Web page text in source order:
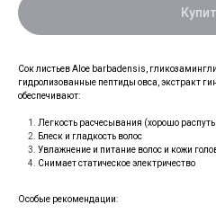
Сок листьев Aloe barbadensis,
гидролизованные пептиды овса, экстракт
обеспечивают:
Легкость расчесывания (хорошо
Блеск и гладкость волос
Увлажнение и питание волос и кожи
Снимает статическое электричество
Особые рекомендации: